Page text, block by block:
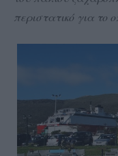
περιστατικό για το